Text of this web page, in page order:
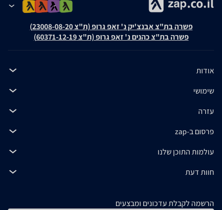
פשרה בת"צ אבנצ'יק נ' זאפ גרופ (ת"צ 23008-08-20)
פשרה בת"צ כהנים נ' זאפ גרופ (ת"צ 60371-12-19)
אודות
שימושי
עזרה
פרסום ב-zap
עולמות התוכן שלנו
חוות דעת
הרשמה לקבלת עדכונים ומבצעים